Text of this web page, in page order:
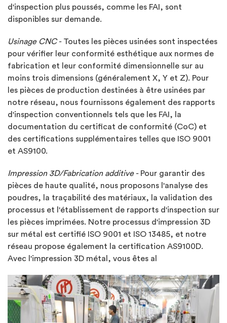
d'inspection plus poussés, comme les FAI, sont
disponibles sur demande.
Usinage CNC -Toutes les pièces usinées sont inspectées
pour vérifier leur conformité esthétique aux normes de
fabrication et leur conformité dimensionnelle sur au
moins trois dimensions (généralement X, Y et Z). Pour
les pièces de production destinées à être usinées par
notre réseau, nous fournissons également des rapports
d'inspection conventionnels tels que les FAI, la
documentation du certificat de conformité (CoC) et
des certifications supplémentaires telles que ISO 9001
et AS9100.
Impression 3D/Fabrication additive -Pour garantir des
pièces de haute qualité, nous proposons l'analyse des
poudres, la traçabilité des matériaux, la validation des
processus et l'établissement de rapports d'inspection sur
les pièces imprimées. Notre processus d'impression 3D
sur métal est certifié ISO 9001 et ISO 13485, et notre
réseau propose également la certification AS9100D.
Avec l'impression 3D métal, vous êtes al